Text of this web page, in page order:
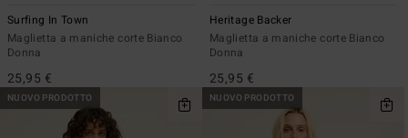
Surfing In Town
Maglietta a maniche corte Bianco
Donna
25,95 €
Heritage Backer
Maglietta a maniche corte Bianco
Donna
25,95 €
NUOVO PRODOTTO NUOVO PRODOTTO